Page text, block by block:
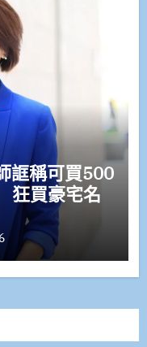
誆稱可買500
狂買豪宅名